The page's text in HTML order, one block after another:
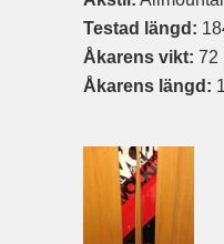
Testad längd:
Åkarens vikt: 72
Åkarens längd: